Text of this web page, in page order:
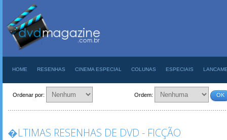
HOME RESENHAS CINEMA ESPECIAL COLUNAS ESPECIAIS
Ordenar por: Ordem: OK
�LTIMAS RESENHAS DE DVD - FICÇÃO